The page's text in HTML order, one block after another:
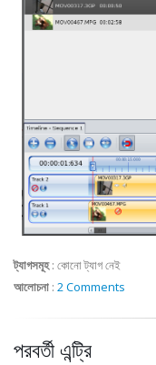
ট্যাগসমূহ: কোনো ট্যাগ নেই
আলোচনা : 2 Comments
পরবর্তী এন্ট্রি